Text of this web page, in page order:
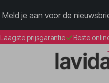
Meld je aan voor de
Laagste prijsgarantie Beste